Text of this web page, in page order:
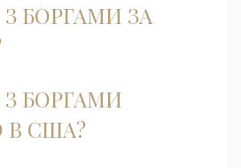
БОРГАМИ ЗА
БОРГАМИ
В США?